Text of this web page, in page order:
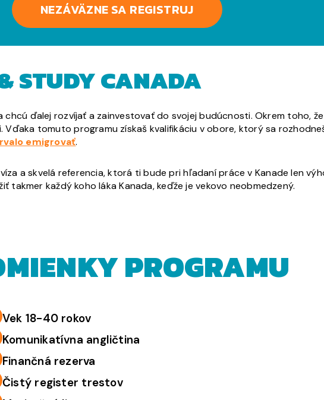
NEZÁVÄZNE SA REGISTRUJ
STUDY CANADA
ďalej rozvíjať a zainvestovať do svojej budúcnosti. Okrem toho,
Vďaka tomuto programu získaš kvalifikáciu v obore, ktorý sa
emigrovať.
a skvelá referencia, ktorá ti bude pri hľadaní práce v Kanade len
takmer každý koho láka Kanada, keďže je vekovo neobmedzený.
PROGRAMU
Vek 18-40 rokov
Komunikatívna angličtina
Finančná rezerva
Čistý register trestov